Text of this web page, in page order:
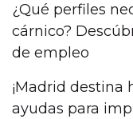
¿Qué perfiles
cárnico?
de empleo
¡Madrid destina
ayudas para